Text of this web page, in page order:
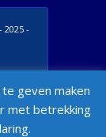
2025 -
geven maken
met betrekking